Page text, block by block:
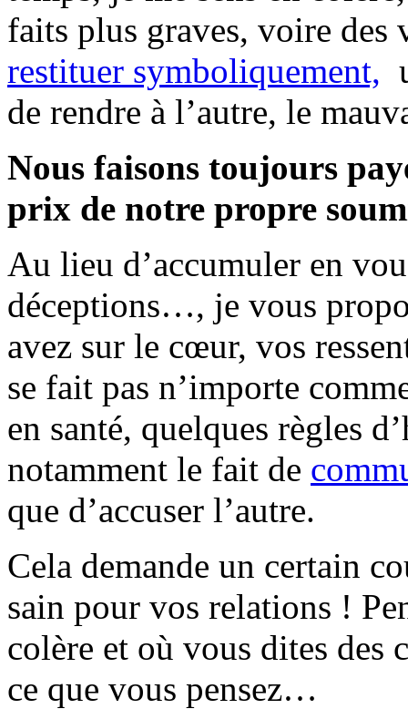
faits plus graves, voire
restituer symboliquement,
de rendre à l’autre, le
Nous faisons toujours
prix de notre propre
Au lieu d’accumuler en
déceptions…, je vous
avez sur le cœur, vos
se fait pas n’importe
en santé, quelques règles
notamment le fait de
que d’accuser l’autre.
Cela demande un certain
sain pour vos relations !
colère et où vous dites des
ce que vous pensez…